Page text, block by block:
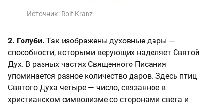
Источник: Rolf Kranz
2. Голуби. Так изображены духовные дары —
способности, которыми верующих наделяет Святой
Дух. В разных частях Священного Писания
упоминается разное количество даров. Здесь птиц
Святого Духа четыре — число, связанное в
христианском символизме со сторонами света и